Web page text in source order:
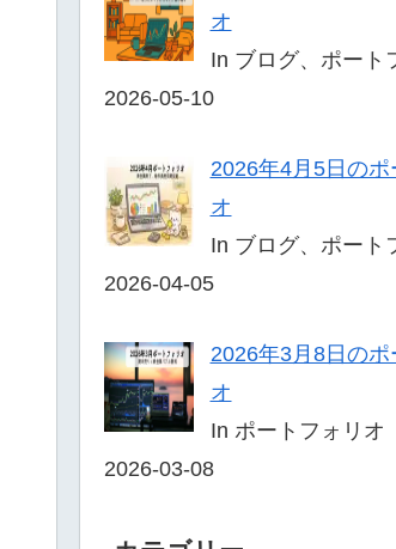
オ
In ブログ、ポート
2026-05-10
2026年4月5日のポ
オ
In ブログ、ポート
2026-04-05
2026年3月8日のポ
オ
In ポートフォリオ
2026-03-08